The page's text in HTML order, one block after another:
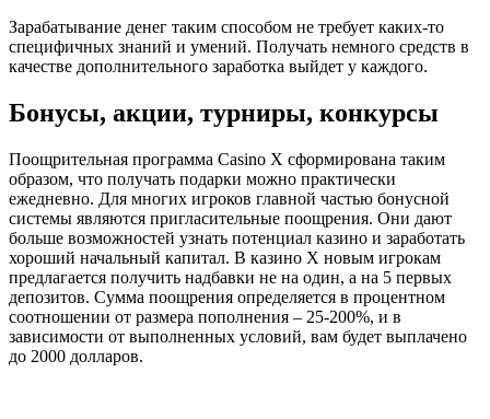
Зарабатывание денег таким способом не требует каких-то
специфичных знаний и умений. Получать немного средств в
качестве дополнительного заработка выйдет у каждого.
Бонусы, акции, турниры, конкурсы
Поощрительная программа Casino X сформирована таким
образом, что получать подарки можно практически
ежедневно. Для многих игроков главной частью бонусной
системы являются пригласительные поощрения. Они дают
больше возможностей узнать потенциал казино и заработать
хороший начальный капитал. В казино Х новым игрокам
предлагается получить надбавки не на один, а на 5 первых
депозитов. Сумма поощрения определяется в процентном
соотношении от размера пополнения – 25-200%, и в
зависимости от выполненных условий, вам будет выплачено
до 2000 долларов.